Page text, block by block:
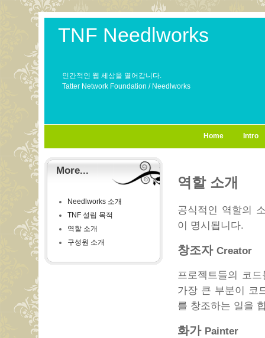
TNF Needlworks
인간적인 웹 세상을 열어갑니다.
Tatter Network Foundation / Needlworks
Home Intro
More...
Needlworks 소개
TNF 설립 목적
역할 소개
구성원 소개
역할 소개
공식적인 역할의
이 명시됩니다.
창조자 Creator
프로젝트들의 코
가장 큰 부분이 코
를 창조하는 일을
화가 Painter